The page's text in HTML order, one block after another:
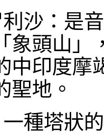
沙：是
象頭山」
中印度摩
聖地。
種塔狀